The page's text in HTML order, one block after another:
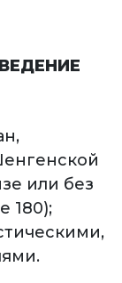
или без
180);